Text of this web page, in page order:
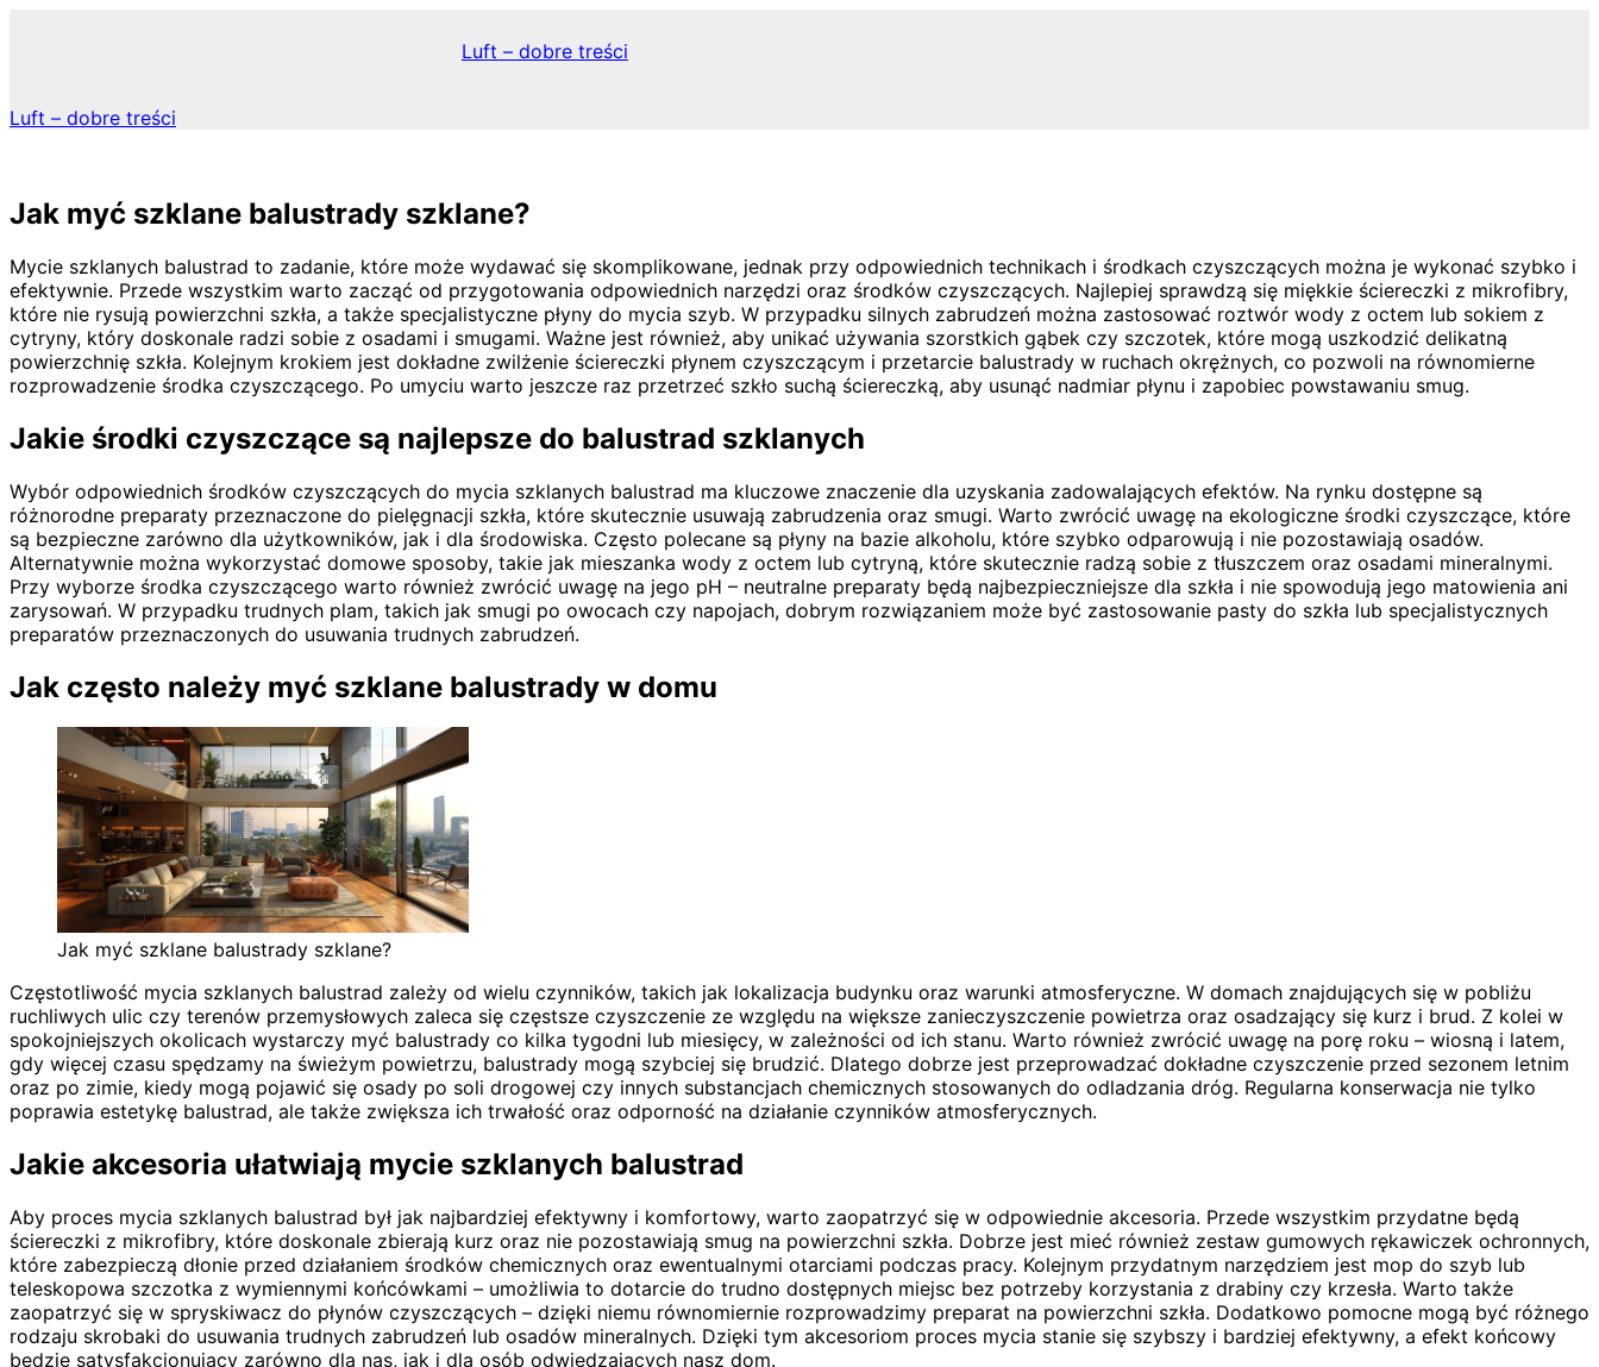
Luft – dobre treści
Luft – dobre treści
Jak myć szklane balustrady szklane?
Mycie szklanych balustrad to zadanie, które może wydawać się skomplikowane, jednak przy odpowiednich technikach i środkach czyszczących można je wykonać szybko i
efektywnie. Przede wszystkim warto zacząć od przygotowania odpowiednich narzędzi oraz środków czyszczących. Najlepiej sprawdzą się miękkie ściereczki z mikrofibry,
które nie rysują powierzchni szkła, a także specjalistyczne płyny do mycia szyb. W przypadku silnych zabrudzeń można zastosować roztwór wody z octem lub sokiem z
cytryny, który doskonale radzi sobie z osadami i smugami. Ważne jest również, aby unikać używania szorstkich gąbek czy szczotek, które mogą uszkodzić delikatną
powierzchnię szkła. Kolejnym krokiem jest dokładne zwilżenie ściereczki płynem czyszczącym i przetarcie balustrady w ruchach okrężnych, co pozwoli na równomierne
rozprowadzenie środka czyszczącego. Po umyciu warto jeszcze raz przetrzeć szkło suchą ściereczką, aby usunąć nadmiar płynu i zapobiec powstawaniu smug.
Jakie środki czyszczące są najlepsze do balustrad szklanych
Wybór odpowiednich środków czyszczących do mycia szklanych balustrad ma kluczowe znaczenie dla uzyskania zadowalających efektów. Na rynku dostępne są
różnorodne preparaty przeznaczone do pielęgnacji szkła, które skutecznie usuwają zabrudzenia oraz smugi. Warto zwrócić uwagę na ekologiczne środki czyszczące, które
są bezpieczne zarówno dla użytkowników, jak i dla środowiska. Często polecane są płyny na bazie alkoholu, które szybko odparowują i nie pozostawiają osadów.
Alternatywnie można wykorzystać domowe sposoby, takie jak mieszanka wody z octem lub cytryną, które skutecznie radzą sobie z tłuszczem oraz osadami mineralnymi.
Przy wyborze środka czyszczącego warto również zwrócić uwagę na jego pH – neutralne preparaty będą najbezpieczniejsze dla szkła i nie spowodują jego matowienia ani
zarysowań. W przypadku trudnych plam, takich jak smugi po owocach czy napojach, dobrym rozwiązaniem może być zastosowanie pasty do szkła lub specjalistycznych
preparatów przeznaczonych do usuwania trudnych zabrudzeń.
Jak często należy myć szklane balustrady w domu
Jak myć szklane balustrady szklane?
Częstotliwość mycia szklanych balustrad zależy od wielu czynników, takich jak lokalizacja budynku oraz warunki atmosferyczne. W domach znajdujących się w pobliżu
ruchliwych ulic czy terenów przemysłowych zaleca się częstsze czyszczenie ze względu na większe zanieczyszczenie powietrza oraz osadzający się kurz i brud. Z kolei w
spokojniejszych okolicach wystarczy myć balustrady co kilka tygodni lub miesięcy, w zależności od ich stanu. Warto również zwrócić uwagę na porę roku – wiosną i latem,
gdy więcej czasu spędzamy na świeżym powietrzu, balustrady mogą szybciej się brudzić. Dlatego dobrze jest przeprowadzać dokładne czyszczenie przed sezonem letnim
oraz po zimie, kiedy mogą pojawić się osady po soli drogowej czy innych substancjach chemicznych stosowanych do odladzania dróg. Regularna konserwacja nie tylko
poprawia estetykę balustrad, ale także zwiększa ich trwałość oraz odporność na działanie czynników atmosferycznych.
Jakie akcesoria ułatwiają mycie szklanych balustrad
Aby proces mycia szklanych balustrad był jak najbardziej efektywny i komfortowy, warto zaopatrzyć się w odpowiednie akcesoria. Przede wszystkim przydatne będą
ściereczki z mikrofibry, które doskonale zbierają kurz oraz nie pozostawiają smug na powierzchni szkła. Dobrze jest mieć również zestaw gumowych rękawiczek ochronnych,
które zabezpieczą dłonie przed działaniem środków chemicznych oraz ewentualnymi otarciami podczas pracy. Kolejnym przydatnym narzędziem jest mop do szyb lub
teleskopowa szczotka z wymiennymi końcówkami – umożliwia to dotarcie do trudno dostępnych miejsc bez potrzeby korzystania z drabiny czy krzesła. Warto także
zaopatrzyć się w spryskiwacz do płynów czyszczących – dzięki niemu równomiernie rozprowadzimy preparat na powierzchni szkła. Dodatkowo pomocne mogą być różnego
rodzaju skrobaki do usuwania trudnych zabrudzeń lub osadów mineralnych. Dzięki tym akcesoriom proces mycia stanie się szybszy i bardziej efektywny, a efekt końcowy
będzie satysfakcjonujący zarówno dla nas, jak i dla osób odwiedzających nasz dom.